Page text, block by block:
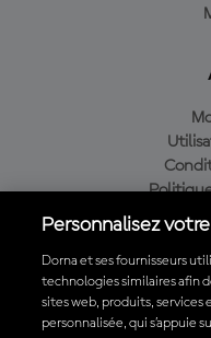
Télécharger
Personnalisez
Dorna et ses fournisseurs
technologies similaires afin
sites web, produits,
personnalisée, qui s’appuie